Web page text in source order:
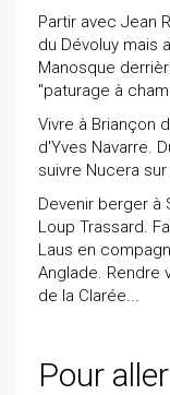
Partir avec Jean
du Dévoluy mais
Manosque
"paturage à
Vivre à Briançon
d'Yves Navarre.
suivre Nucera
Devenir berger à
Loup Trassard.
Laus en
Anglade. Rendre
de la Clarée...
Pour